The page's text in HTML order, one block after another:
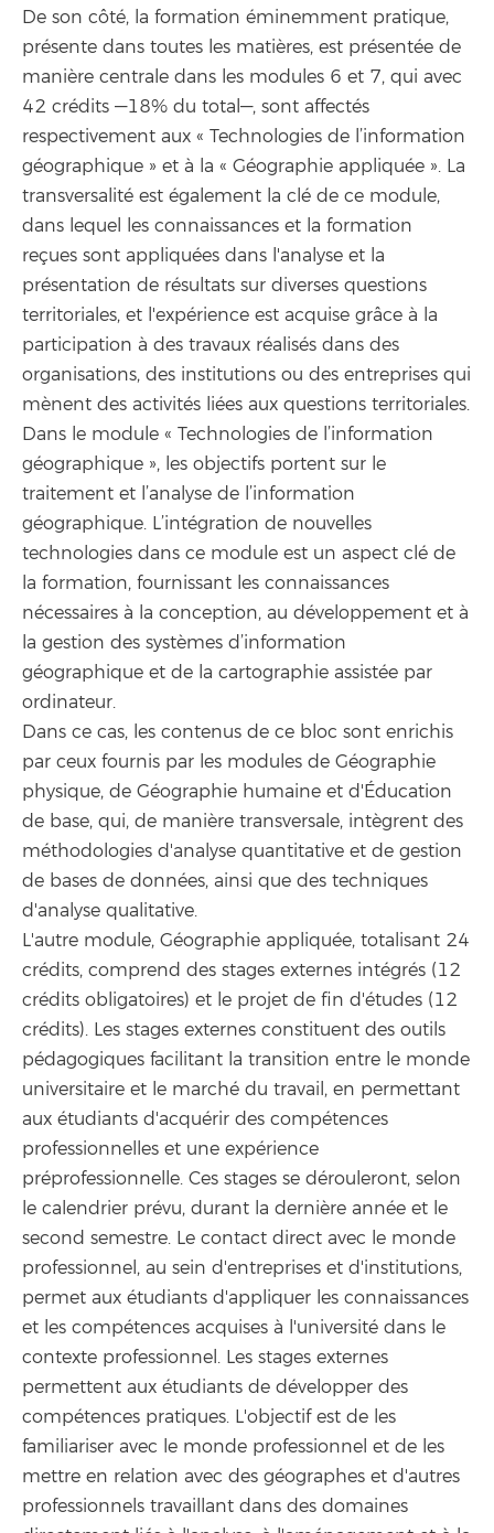
De son côté, la formation éminemment pratique,
présente dans toutes les matières, est présentée de
manière centrale dans les modules 6 et 7, qui avec
42 crédits —18% du total—, sont affectés
respectivement aux « Technologies de l’information
géographique » et à la « Géographie appliquée ». La
transversalité est également la clé de ce module,
dans lequel les connaissances et la formation
reçues sont appliquées dans l'analyse et la
présentation de résultats sur diverses questions
territoriales, et l'expérience est acquise grâce à la
participation à des travaux réalisés dans des
organisations, des institutions ou des entreprises qui
mènent des activités liées aux questions territoriales.
Dans le module « Technologies de l’information
géographique », les objectifs portent sur le
traitement et l’analyse de l’information
géographique. L’intégration de nouvelles
technologies dans ce module est un aspect clé de
la formation, fournissant les connaissances
nécessaires à la conception, au développement et à
la gestion des systèmes d’information
géographique et de la cartographie assistée par
ordinateur.
Dans ce cas, les contenus de ce bloc sont enrichis
par ceux fournis par les modules de Géographie
physique, de Géographie humaine et d'Éducation
de base, qui, de manière transversale, intègrent des
méthodologies d'analyse quantitative et de gestion
de bases de données, ainsi que des techniques
d'analyse qualitative.
L'autre module, Géographie appliquée, totalisant 24
crédits, comprend des stages externes intégrés (12
crédits obligatoires) et le projet de fin d'études (12
crédits). Les stages externes constituent des outils
pédagogiques facilitant la transition entre le monde
universitaire et le marché du travail, en permettant
aux étudiants d'acquérir des compétences
professionnelles et une expérience
préprofessionnelle. Ces stages se dérouleront, selon
le calendrier prévu, durant la dernière année et le
second semestre. Le contact direct avec le monde
professionnel, au sein d'entreprises et d'institutions,
permet aux étudiants d'appliquer les connaissances
et les compétences acquises à l'université dans le
contexte professionnel. Les stages externes
permettent aux étudiants de développer des
compétences pratiques. L'objectif est de les
familiariser avec le monde professionnel et de les
mettre en relation avec des géographes et d'autres
professionnels travaillant dans des domaines